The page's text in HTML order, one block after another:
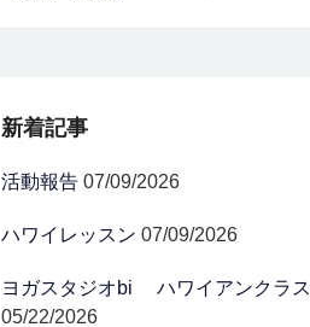
新着記事
活動報告 07/09/2026
ハワイレッスン 07/09/2026
ヨガスタジオbi ハワイアンクラス
05/22/2026